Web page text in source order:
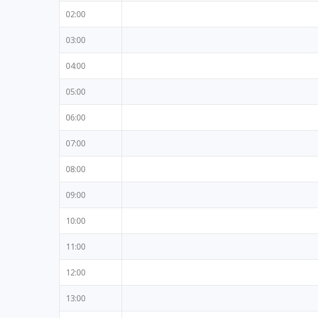
02:00
03:00
04:00
05:00
06:00
07:00
08:00
09:00
10:00
11:00
12:00
13:00